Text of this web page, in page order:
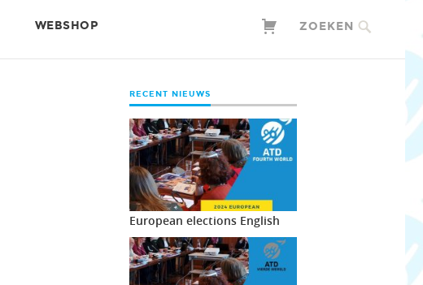
ZOEKEN
WEBSHOP
RECENT NIEUWS
European elections English